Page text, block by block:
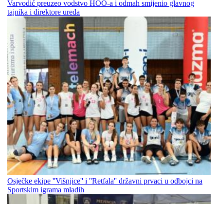
Varvodić preuzeo vodstvo HOO-a i odmah smijenio glavnog
tajnika i direktore ureda
Osječke ekipe ''Višnjice'' i ''Retfala'' državni prvaci u odbojci na
Sportskim igrama mladih